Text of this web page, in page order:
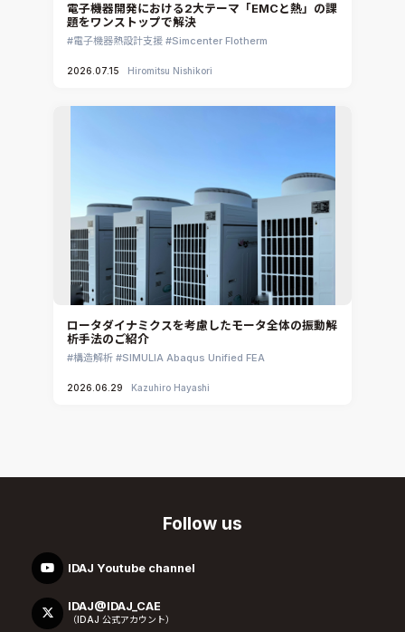
電子機器開発における2大テーマ「EMCと熱」の課
題をワンストップで解決
電子機器熱設計支援 Simcenter Flotherm
2026.07.15 Hiromitsu Nishikori
ロータダイナミクスを考慮したモータ全体の振動解
析手法のご紹介
構造解析 SIMULIA Abaqus Unified FEA
2026.06.29 Kazuhiro Hayashi
Follow us
IDAJ Youtube channel
IDAJ@IDAJ_CAE
（IDAJ 公式アカウント）